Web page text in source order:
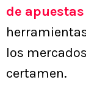
de apuestas
los
certamen.